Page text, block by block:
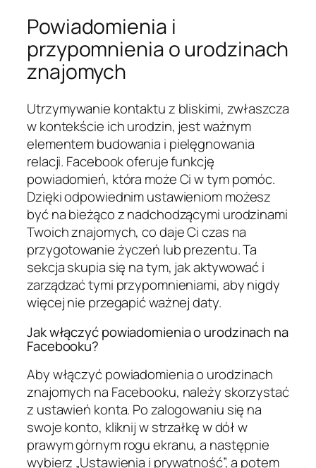
Powiadomienia i
przypomnienia o urodzinach
znajomych
Utrzymywanie kontaktu z bliskimi, zwłaszcza
w kontekście ich urodzin, jest ważnym
elementem budowania i pielęgnowania
relacji. Facebook oferuje funkcję
powiadomień, która może Ci w tym pomóc.
Dzięki odpowiednim ustawieniom możesz
być na bieżąco z nadchodzącymi urodzinami
Twoich znajomych, co daje Ci czas na
przygotowanie życzeń lub prezentu. Ta
sekcja skupia się na tym, jak aktywować i
zarządzać tymi przypomnieniami, aby nigdy
więcej nie przegapić ważnej daty.
Jak włączyć powiadomienia o urodzinach na
Facebooku?
Aby włączyć powiadomienia o urodzinach
znajomych na Facebooku, należy skorzystać
z ustawień konta. Po zalogowaniu się na
swoje konto, kliknij w strzałkę w dół w
prawym górnym rogu ekranu, a następnie
wybierz „Ustawienia i prywatność”, a potem